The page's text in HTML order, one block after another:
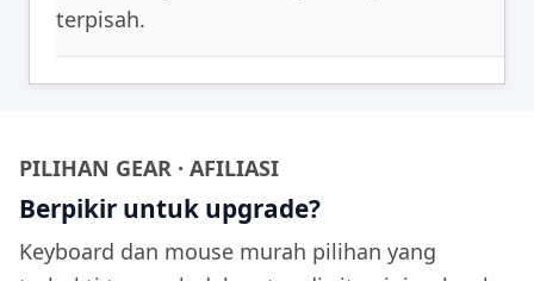
terpisah.
PILIHAN GEAR · AFILIASI
Berpikir untuk upgrade?
Keyboard dan mouse murah pilihan yang